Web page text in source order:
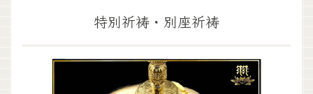
特別祈祷・別座祈祷